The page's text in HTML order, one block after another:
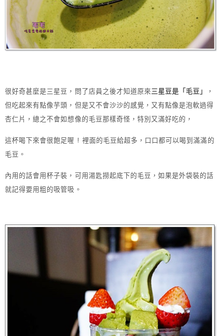
很好奇甚麼是三星豆，問了店員之後才知道原來三星豆是「毛豆」
，
但吃起來有點像芋頭，但是又不會沙沙的感覺，又有點像是泡軟過得
杏仁片，總之不會如想像的毛豆那樣奇怪，特別又滿好吃的，
這杯喝下來會很飽足喔 ! 裡面的毛豆給超多，口口都可以喝到滿滿的
毛豆。
內用的話會用杯子裝，可用湯匙撈起底下的毛豆，如果是外袋裝的話
就記得要用粗的吸管吸。